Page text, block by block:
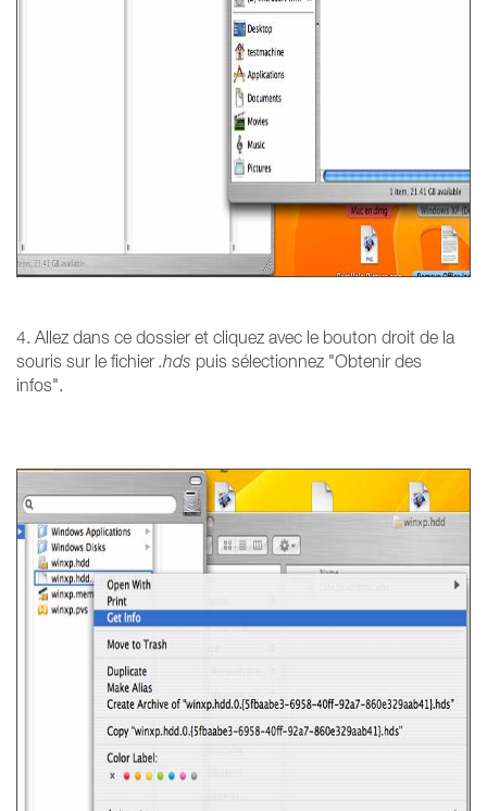
4. Allez dans ce dossier et cliquez avec le bouton droit de la
souris sur le fichier .hds puis sélectionnez "Obtenir des
infos".